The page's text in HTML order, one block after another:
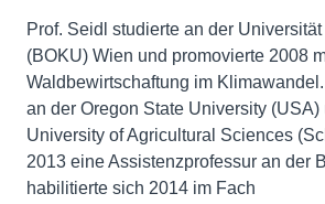
Prof. Seidl studierte an der
(BOKU) Wien und promovierte 2008
Waldbewirtschaftung im
an der Oregon State University
University of Agricultural Sciences
2013 eine Assistenzprofessur an der
habilitierte sich 2014 im Fach